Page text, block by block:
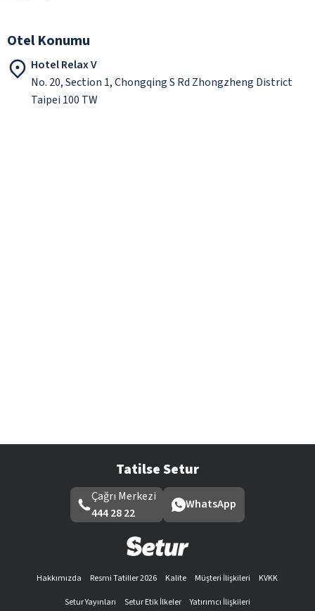
Otel Konumu
Hotel Relax V
No. 20, Section 1, Chongqing S Rd Zhongzheng District
Taipei 100 TW
Tatilse Setur
Çağrı Merkezi
444 28 22
WhatsApp
Hakkımızda Resmi Tatiller 2026 Kalite Müşteri İlişkileri
KVKK
Setur Yayınları
Setur Etik İlkeler
Yatırımcı İlişkileri